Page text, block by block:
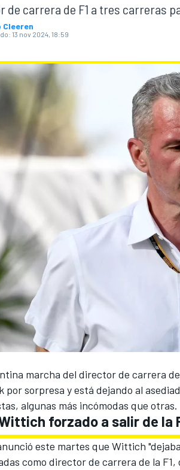
de carrera de F1 a tres carreras
Cleeren
13 nov 2024, 18:59
marcha del director de carrera
por sorpresa y está dejando al
algunas más incómodas que otras.
forzado a salir de la
este martes que Wittich
como director de carrera de la